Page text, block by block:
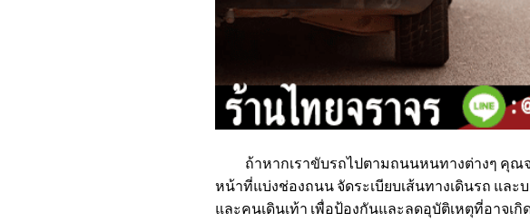
ถ้าหากเราขับรถไปตามถนนหนทางต่างๆ คุณจ
หน้าที่แบ่งช่องถนน จัดระเบียบเส้นทางเดินรถ แล
และคนเดินเท้า เพื่อป้องกันและลดอุบัติเหตุที่อาจเ